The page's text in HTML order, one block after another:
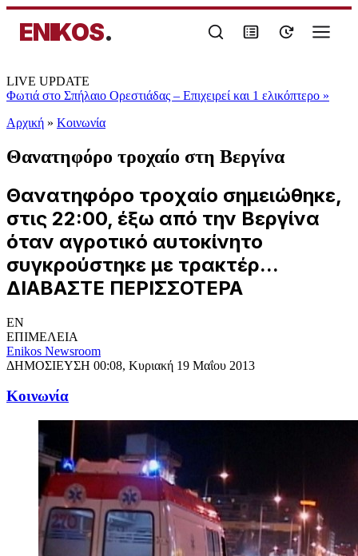
ENIKOS.
LIVE UPDATE
Φωτιά στο Σπήλαιο Ορεστιάδας – Επιχειρεί και 1 ελικόπτερο »
Αρχική » Κοινωνία
Θανατηφόρο τροχαίο στη Βεργίνα
Θανατηφόρο τροχαίο σημειώθηκε,
στις 22:00, έξω από την Βεργίνα
όταν αγροτικό αυτοκίνητο
συγκρούστηκε με τρακτέρ...
ΔΙΑΒΑΣΤΕ ΠΕΡΙΣΣΟΤΕΡΑ
EN
ΕΠΙΜΕΛΕΙΑ
Enikos Newsroom
ΔΗΜΟΣΙΕΥΣΗ 00:08, Κυριακή 19 Μαΐου 2013
Κοινωνία